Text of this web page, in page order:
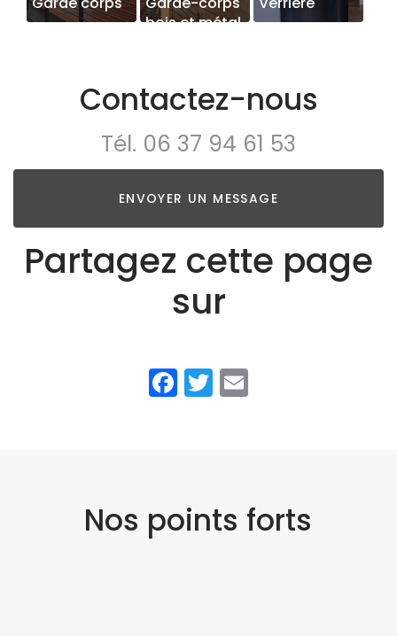
bois et métal
Contactez-nous
Tél. 06 37 94 61 53
ENVOYER UN MESSAGE
Partagez cette page
sur
Facebook
Twitter
Nos points forts